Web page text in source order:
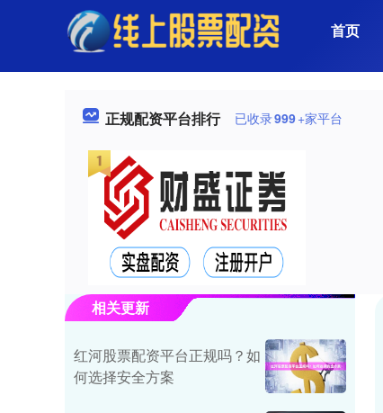
首页
正规配资平台排行 已收录999+家平台
相关更新
红河股票配资平台正规吗？如
何选择安全方案